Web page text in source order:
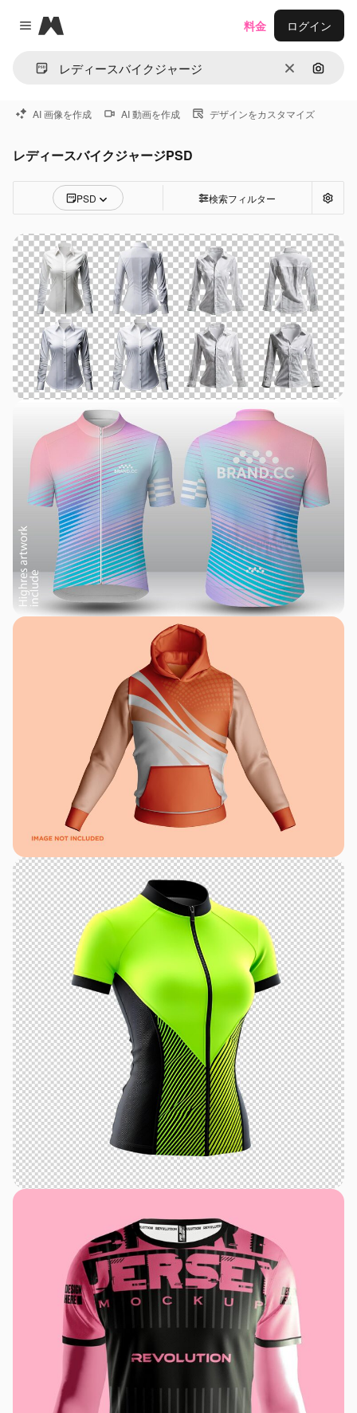
Close menu
Magnific
消去 画像で
料金 ログイン
AI 画像を作成 AI 動画を作成 デザインをカスタマイズ
レディースバイクジャージPSD
PSD 検索フィルター